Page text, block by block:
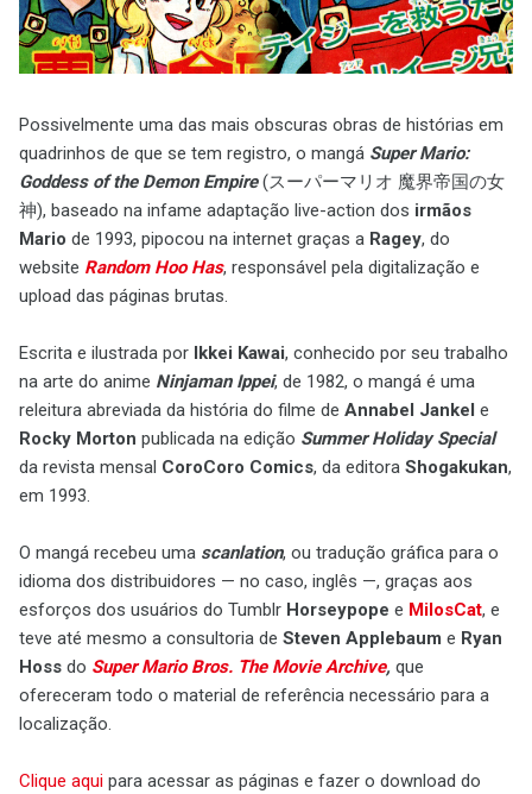
Possivelmente uma das mais obscuras obras de histórias em
quadrinhos de que se tem registro, o mangá Super Mario:
Goddess of the Demon Empire(スーパーマリオ 魔界帝国の女
神), baseado na infame adaptação live-action dos irmãos
Mario de 1993, pipocou na internet graças a Ragey, do
website Random Hoo Has, responsável pela digitalização e
upload das páginas brutas.
Escrita e ilustrada por Ikkei Kawai, conhecido por seu trabalho
na arte do anime Ninjaman Ippei, de 1982, o mangá é uma
releitura abreviada da história do filme de Annabel Jankel e
Rocky Morton publicada na edição Summer Holiday Special
da revista mensal CoroCoro Comics, da editora Shogakukan,
em 1993.
O mangá recebeu uma scanlation, ou tradução gráfica para o
idioma dos distribuidores — no caso, inglês —, graças aos
esforços dos usuários do Tumblr Horseypope e MilosCat, e
teve até mesmo a consultoria de Steven Applebaum e Ryan
Hoss do Super Mario Bros. The Movie Archive, que
ofereceram todo o material de referência necessário para a
localização.
Clique aqui para acessar as páginas e fazer o download do